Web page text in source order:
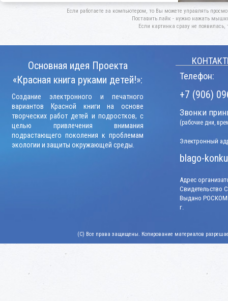
Если работаете за компьютером, то Вы можете управлять
Поставить лайк - нужно нажать
Если картинка сразу не появилась,
Основная идея Проекта
«Красная книга руками детей!»:
Создание электронного и печатного
вариантов Красной книги на основе
творческих работ детей и подростков, с
целью привлечения внимания
подрастающего поколения к проблемам
экологии и защиты окружающей среды.
Телефон:
+7 (906)
Звонки
(рабочие дни,
Электронный
blago-
Адрес
Свидетельство
Выдано
г.
(C) Все права защищены. Копирование материалов